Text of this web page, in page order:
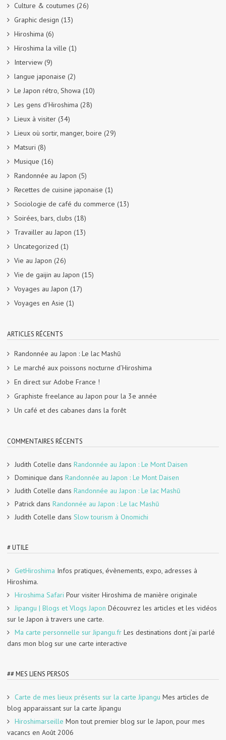
Culture & coutumes (26)
Graphic design (13)
Hiroshima (6)
Hiroshima la ville (1)
Interview (9)
langue japonaise (2)
Le Japon rétro, Showa (10)
Les gens d'Hiroshima (28)
Lieux à visiter (34)
Lieux où sortir, manger, boire (29)
Matsuri (8)
Musique (16)
Randonnée au Japon (5)
Recettes de cuisine japonaise (1)
Sociologie de café du commerce (13)
Soirées, bars, clubs (18)
Travailler au Japon (13)
Uncategorized (1)
Vie au Japon (26)
Vie de gaijin au Japon (15)
Voyages au Japon (17)
Voyages en Asie (1)
ARTICLES RÉCENTS
Randonnée au Japon : Le lac Mashū
Le marché aux poissons nocturne d’Hiroshima
En direct sur Adobe France !
Graphiste freelance au Japon pour la 3e année
Un café et des cabanes dans la forêt
COMMENTAIRES RÉCENTS
Judith Cotelle dans Randonnée au Japon : Le Mont Daisen
Dominique dans Randonnée au Japon : Le Mont Daisen
Judith Cotelle dans Randonnée au Japon : Le lac Mashū
Patrick dans Randonnée au Japon : Le lac Mashū
Judith Cotelle dans Slow tourism à Onomichi
# UTILE
GetHiroshima Infos pratiques, évènements, expo, adresses à
Hiroshima.
Hiroshima Safari Pour visiter Hiroshima de manière originale
Jipangu | Blogs et Vlogs Japon Découvrez les articles et les vidéos
sur le Japon à travers une carte.
Ma carte personnelle sur Jipangu.fr Les destinations dont j’ai parlé
dans mon blog sur une carte interactive
## MES LIENS PERSOS
Carte de mes lieux présents sur la carte Jipangu Mes articles de
blog apparaissant sur la carte Jipangu
Hiroshimarseille Mon tout premier blog sur le Japon, pour mes
vacancs en Août 2006